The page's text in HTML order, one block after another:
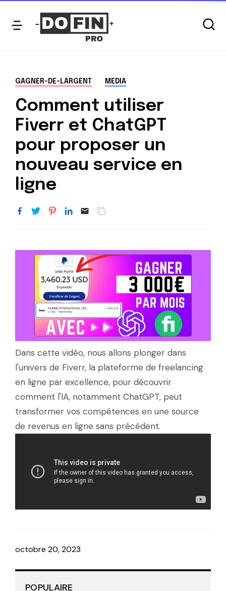
GAGNER-DE-LARGENT MEDIA
Comment utiliser
Fiverr et ChatGPT
pour proposer un
nouveau service en
ligne
Dans cette vidéo, nous allons plonger dans
l'univers de Fiverr, la plateforme de freelancing
en ligne par excellence, pour découvrir
comment l'IA, notamment ChatGPT, peut
transformer vos compétences en une source
de revenus en ligne sans précédent.
octobre 20, 2023
POPULAIRE